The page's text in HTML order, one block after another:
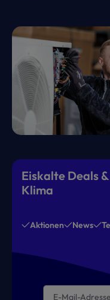
Eiskalte Deals
Klima
Aktionen News